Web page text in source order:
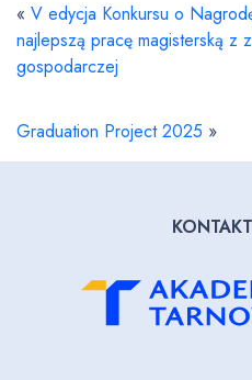
« V edycja Konkursu o
najlepszą pracę magisterską z
gospodarczej
Graduation Project 2025 »